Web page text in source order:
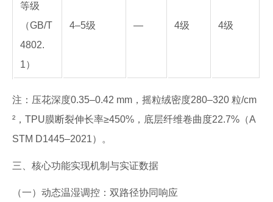
等级
（GB/T
4802.
1）
4–5级 — 4级 4级
注：压花深度0.35–0.42 mm，摇粒绒密度280–320 粒/cm
²，TPU膜断裂伸长率≥450%，底层纤维卷曲度22.7%（A
STM D1445–2021）。
三、核心功能实现机制与实证数据
（一）动态温湿调控：双路径协同响应